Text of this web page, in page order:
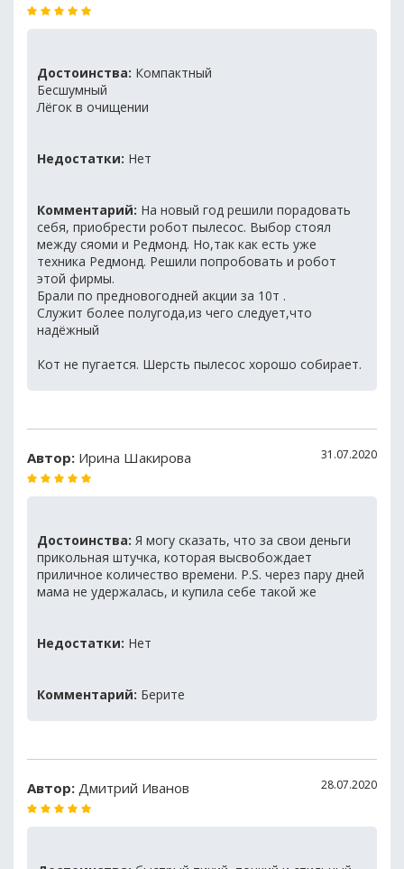
Достоинства: Компактный
Бесшумный
Лёгок в очищении
Недостатки: Нет
Комментарий: На новый год решили порадовать
себя, приобрести робот пылесос. Выбор стоял
между сяоми и Редмонд. Но,так как есть уже
техника Редмонд. Решили попробовать и робот
этой фирмы.
Брали по предновогодней акции за 10т .
Служит более полугода,из чего следует,что
надёжный
Кот не пугается. Шерсть пылесос хорошо собирает.
Автор: Ирина Шакирова 31.07.2020
Достоинства: Я могу сказать, что за свои деньги
прикольная штучка, которая высвобождает
приличное количество времени. P.S. через пару дней
мама не удержалась, и купила себе такой же
Недостатки: Нет
Комментарий: Берите
Автор: Дмитрий Иванов 28.07.2020